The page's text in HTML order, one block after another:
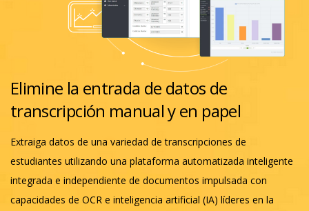
Elimine la entrada de datos de
transcripción manual y en papel
Extraiga datos de una variedad de transcripciones de
estudiantes utilizando una plataforma automatizada inteligente
integrada e independiente de documentos impulsada con
capacidades de OCR e inteligencia artificial (IA) líderes en la